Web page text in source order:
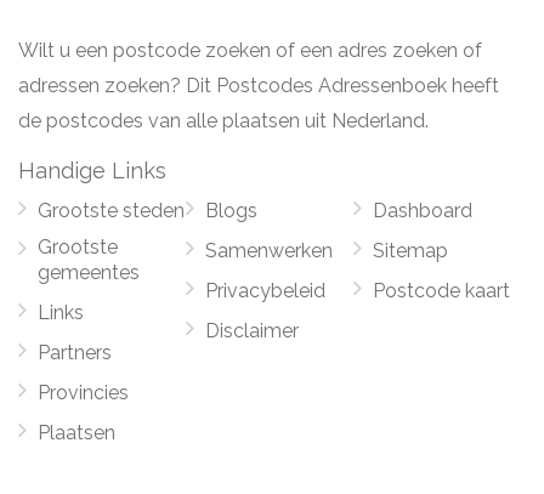
Wilt u een postcode zoeken of een adres zoeken of
adressen zoeken? Dit Postcodes Adressenboek heeft
de postcodes van alle plaatsen uit Nederland.
Handige Links
Grootste steden
Grootste
gemeentes
Links
Partners
Provincies
Plaatsen
Blogs
Samenwerken
Privacybeleid
Disclaimer
Dashboard
Sitemap
Postcode kaart